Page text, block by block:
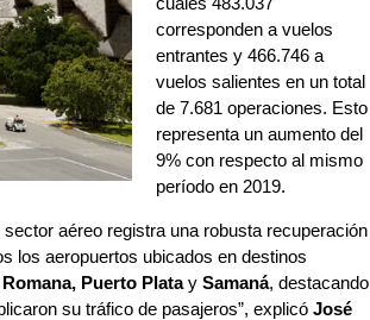
corresponden a vuelos
entrantes y 466.746 a
vuelos salientes en un total
de 7.681 operaciones. Esto
representa un aumento del
9% con respecto al mismo
período en 2019.
aéreo registra una robusta recuperación
los aeropuertos ubicados en destinos
Puerto Platay Samaná, destacando
su tráfico de pasajeros”, explicó José